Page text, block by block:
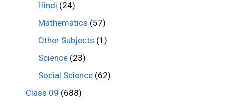
Hindi (24)
Mathematics (57)
Other Subjects (1)
Science (23)
Social Science (62)
Class 09 (688)